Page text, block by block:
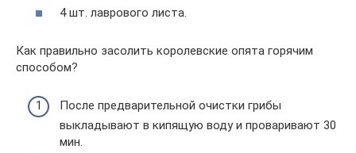
4 шт. лаврового листа.
Как правильно засолить королевские опята горячим
способом?
После предварительной очистки грибы
выкладывают в кипящую воду и проваривают 30
мин.